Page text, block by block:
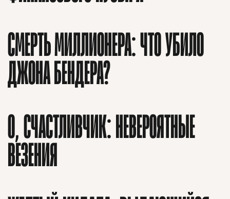
СМЕРТЬ МИЛЛИОНЕРА: ЧТО УБИЛО
ДЖОНА БЕНДЕРА?
О, СЧАСТЛИВЧИК: НЕВЕРОЯТНЫЕ
ВЕЗЕНИЯ